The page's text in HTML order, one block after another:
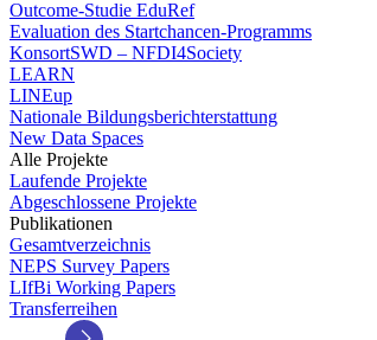
Outcome-Studie EduRef
Evaluation des Startchancen-Programms
KonsortSWD – NFDI4Society
LEARN
LINEup
Nationale Bildungsberichterstattung
New Data Spaces
Alle Projekte
Laufende Projekte
Abgeschlossene Projekte
Publikationen
Gesamtverzeichnis
NEPS Survey Papers
LIfBi Working Papers
Transferreihen